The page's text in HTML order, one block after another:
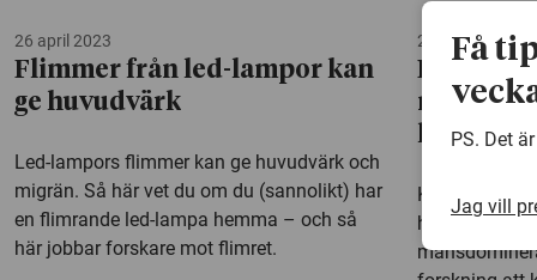
26 april 2023
Flimmer från led-lampor kan
ge huvudvärk
Led-lampors flimmer kan ge huvudvärk och
migrän. Så här vet du om du (sannolikt) har
en flimrande led-lampa hemma – och så
här jobbar forskare mot flimret.
22 december
män
hårdare
huvudvärk,
Få
PS. Det
Jag vill